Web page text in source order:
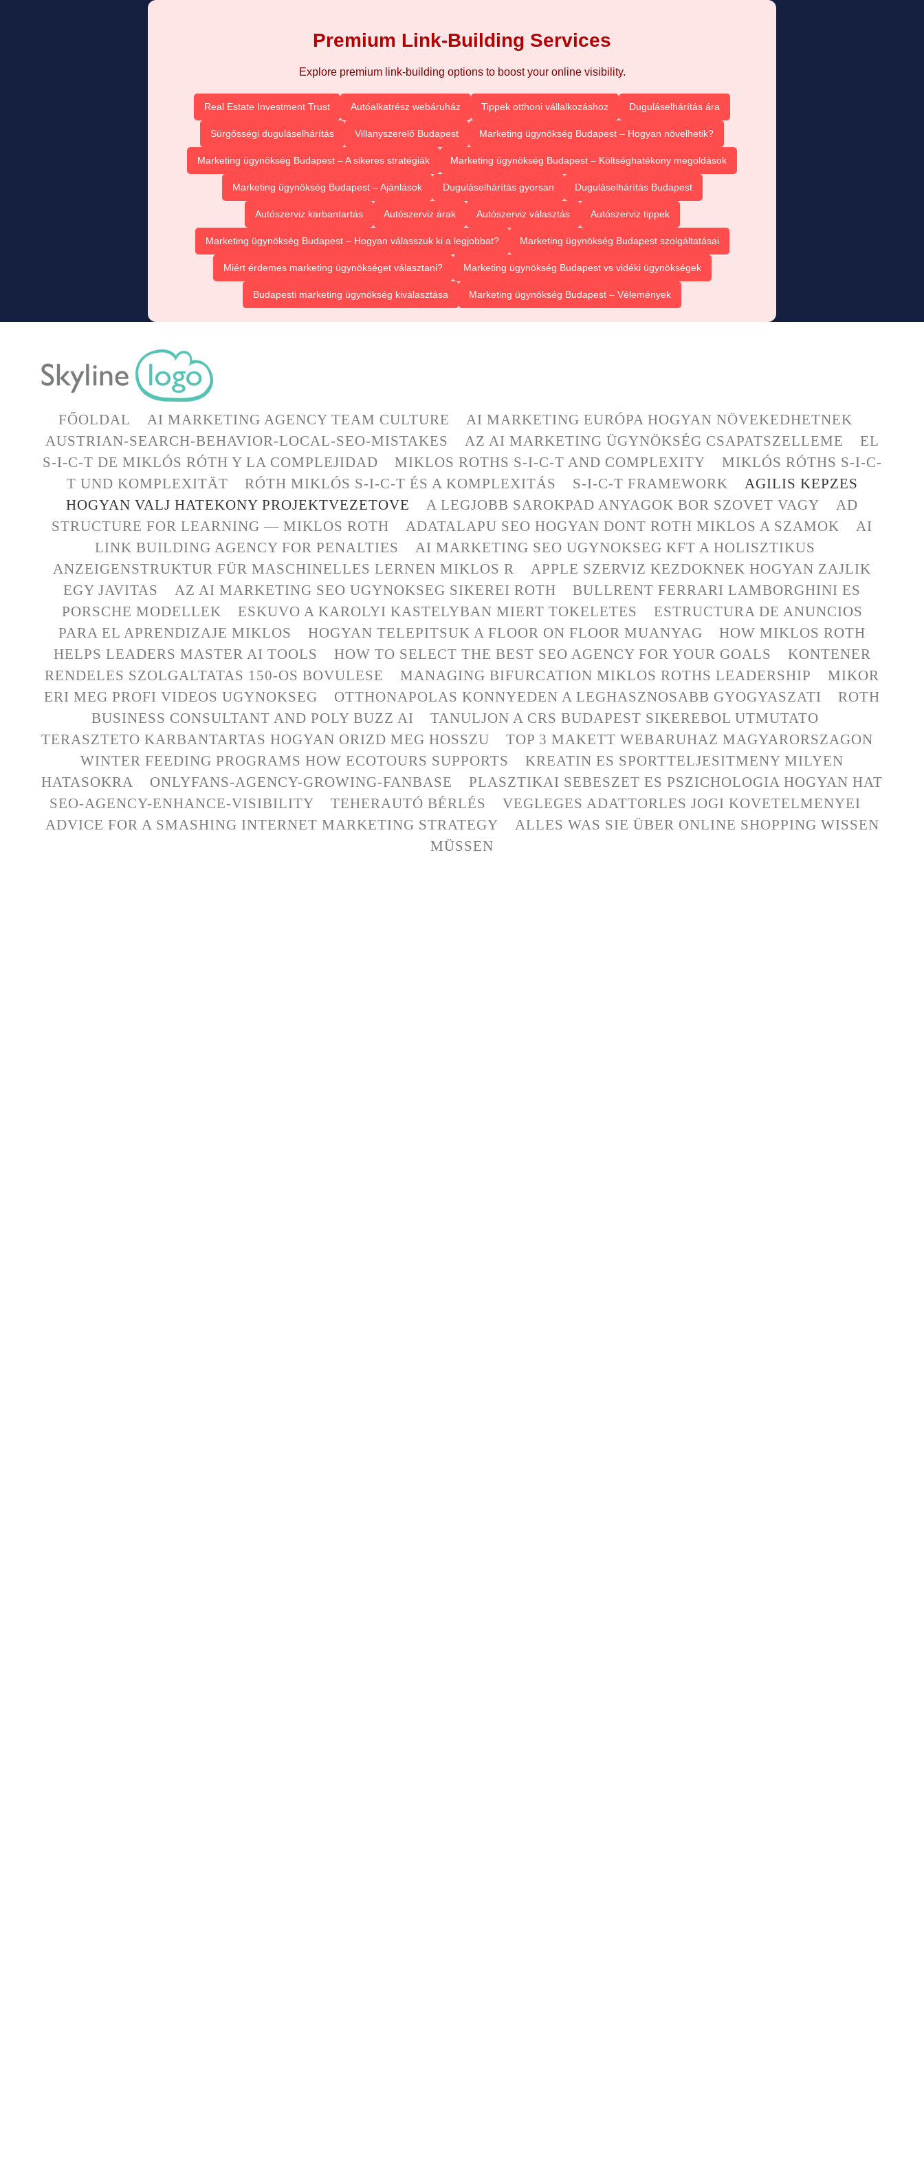
Premium Link-Building Services
Explore premium link-building options to boost your online visibility.
Real Estate Investment Trust Autóalkatrész webáruház Tippek otthoni vállalkozáshoz Duguláselhárítás ára
Sürgősségi duguláselhárítás Villanyszerelő Budapest Marketing ügynökség Budapest – Hogyan növelhetik?
Marketing ügynökség Budapest – A sikeres stratégiák Marketing ügynökség Budapest – Költséghatékony megoldások
Marketing ügynökség Budapest – Ajánlások Duguláselhárítás gyorsan Duguláselhárítás Budapest
Autószerviz karbantartás Autószerviz árak Autószerviz választás Autószerviz tippek
Marketing ügynökség Budapest – Hogyan válasszuk ki a legjobbat? Marketing ügynökség Budapest szolgáltatásai
Miért érdemes marketing ügynökséget választani? Marketing ügynökség Budapest vs vidéki ügynökségek
Budapesti marketing ügynökség kiválasztása Marketing ügynökség Budapest – Vélemények
FŐOLDAL AI MARKETING AGENCY TEAM CULTURE
AI MARKETING EURÓPA HOGYAN NÖVEKEDHETNEK
AUSTRIAN-SEARCH-BEHAVIOR-LOCAL-SEO-MISTAKES
AZ AI MARKETING ÜGYNÖKSÉG CSAPATSZELLEME
EL
S-I-C-T DE MIKLÓS RÓTH Y LA COMPLEJIDAD
MIKLOS ROTHS S-I-C-T AND COMPLEXITY
MIKLÓS RÓTHS S-I-C-
T UND KOMPLEXITÄT
RÓTH MIKLÓS S-I-C-T ÉS A KOMPLEXITÁS S-I-C-T FRAMEWORK
AGILIS KEPZES
HOGYAN VALJ HATEKONY PROJEKTVEZETOVE
A LEGJOBB SAROKPAD ANYAGOK BOR SZOVET VAGY
AD
STRUCTURE FOR LEARNING — MIKLOS ROTH
ADATALAPU SEO HOGYAN DONT ROTH MIKLOS A SZAMOK
AI
LINK BUILDING AGENCY FOR PENALTIES
AI MARKETING SEO UGYNOKSEG KFT A HOLISZTIKUS
ANZEIGENSTRUKTUR FÜR MASCHINELLES LERNEN MIKLOS R
APPLE SZERVIZ KEZDOKNEK HOGYAN ZAJLIK
EGY JAVITAS
AZ AI MARKETING SEO UGYNOKSEG SIKEREI ROTH
BULLRENT FERRARI LAMBORGHINI ES
PORSCHE MODELLEK
ESKUVO A KAROLYI KASTELYBAN MIERT TOKELETES
ESTRUCTURA DE ANUNCIOS
PARA EL APRENDIZAJE MIKLOS
HOGYAN TELEPITSUK A FLOOR ON FLOOR MUANYAG
HOW MIKLOS ROTH
HELPS LEADERS MASTER AI TOOLS
HOW TO SELECT THE BEST SEO AGENCY FOR YOUR GOALS
KONTENER
RENDELES SZOLGALTATAS 150-OS BOVULESE
MANAGING BIFURCATION MIKLOS ROTHS LEADERSHIP
MIKOR
ERI MEG PROFI VIDEOS UGYNOKSEG
OTTHONAPOLAS KONNYEDEN A LEGHASZNOSABB GYOGYASZATI
ROTH
BUSINESS CONSULTANT AND POLY BUZZ AI
TANULJON A CRS BUDAPEST SIKEREBOL UTMUTATO
TERASZTETO KARBANTARTAS HOGYAN ORIZD MEG HOSSZU
TOP 3 MAKETT WEBARUHAZ MAGYARORSZAGON
WINTER FEEDING PROGRAMS HOW ECOTOURS SUPPORTS
KREATIN ES SPORTTELJESITMENY MILYEN
HATASOKRA
ONLYFANS-AGENCY-GROWING-FANBASE
PLASZTIKAI SEBESZET ES PSZICHOLOGIA HOGYAN HAT
SEO-AGENCY-ENHANCE-VISIBILITY
TEHERAUTÓ BÉRLÉS
VEGLEGES ADATTORLES JOGI KOVETELMENYEI
ADVICE FOR A SMASHING INTERNET MARKETING STRATEGY
ALLES WAS SIE ÜBER ONLINE SHOPPING WISSEN
MÜSSEN